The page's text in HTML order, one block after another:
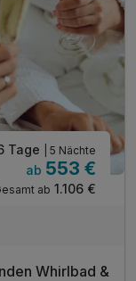
Tage | 5 Nächte
ab 553 €
ab 1.106 €
Whirlbad &